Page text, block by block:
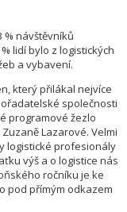
% návštěvníků
lidí bylo z logistických
a vybavení.
který přilákal nejvíce
společnosti
programové žezlo
Lazarové. Velmi
logistické profesionály
výš a o logistice nás
ročníku je ke
pod přímým odkazem